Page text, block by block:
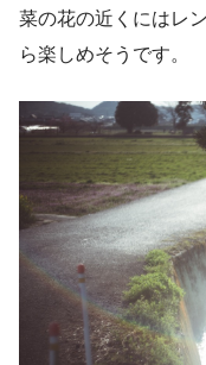
菜の花の近くにはレ
ら楽しめそうです。